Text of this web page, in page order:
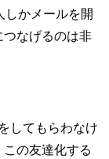
しかメールを開
なげるのは非
してもらわなけ
の友達化する